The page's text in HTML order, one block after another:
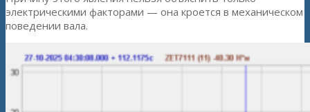
электрическими факторами — она кроется в механическом
поведении вала.